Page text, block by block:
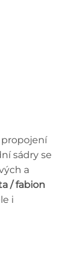
sádry se
a
/ fabion
i